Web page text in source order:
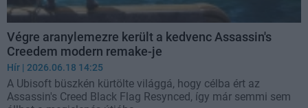
Végre aranylemezre került a kedvenc Assassin's
Creedem modern remake-je
Hír | 2026.06.18 14:25
A Ubisoft büszkén kürtölte világgá, hogy célba ért az
Assassin's Creed Black Flag Resynced, így már semmi sem